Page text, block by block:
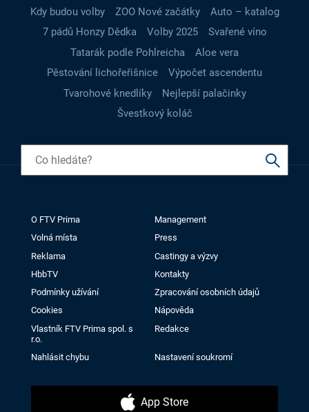
Kdy budou volby
ZOO Nové začátky
Auto – katalog
7 pádů Honzy Dědka
Volby 2025
Svařené víno
Tatarák podle Pohlreicha
Aloe vera
Pěstování lichořeřišnice
Výpočet ascendentu
Tvarohové knedlíky
Nejlepší palačinky
Švestkový koláč
O FTV Prima
Management
Volná místa
Press
Reklama
Castingy a výzvy
HbbTV
Kontakty
Podmínky užívání
Zpracování osobních údajů
Cookies
Nápověda
Vlastník FTV Prima spol. s
r.o.
Redakce
Nahlásit chybu Nastavení soukromí
App Store